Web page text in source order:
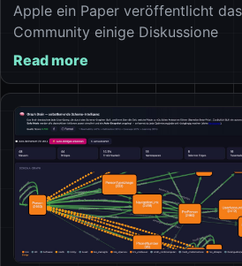
Apple ein Paper veröffentlicht
Community einige Diskussione
Read more